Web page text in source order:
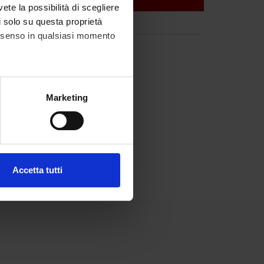
la possibilità di scegliere
su questa proprietà
in qualsiasi momento
metro,Marketing
Accetta tutti